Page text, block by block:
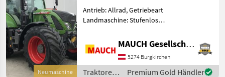
Neumaschine
Antrieb: Allrad, Getriebeart
Landmaschine: Stufenloses
Zapfwellendrehzahl:
540/540E/1000,
Höchstgeschwindigkeit in
km/h: 50 km/h, Aufladung:
MAUCH Gesellschaft m.b.H. & Co.KG
5274 Burgkirchen
Traktoren
Premium Gold Händler